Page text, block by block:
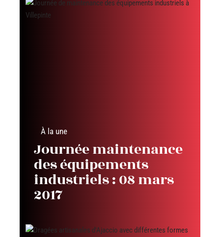
À la une
Journée maintenance
des équipements
industriels : 08 mars
2017